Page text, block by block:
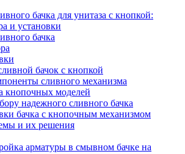
бачка для унитаза с кнопкой:
и установки
бачка
бачок с кнопкой
сливного механизма
кнопочных моделей
надежного сливного бачка
бачка с кнопочным механизмом
и их решения
арматуры в смывном бачке на